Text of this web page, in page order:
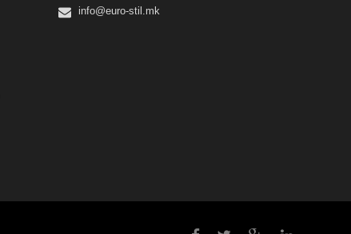
info@euro-stil.mk